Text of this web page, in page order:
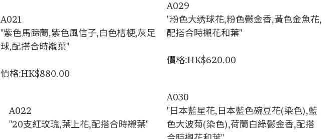
A021
"紫色馬蹄蘭,紫色風信子,白色桔梗,灰足
球,配搭合時襯葉"
價格:HK$880.00
A022
"20支紅玫瑰,葉上花,配搭合時襯葉"
A029
"粉色大绣球花,粉色鬱金香,黃色金魚花,
配搭合時襯花和葉"
價格:HK$620.00
A030
"日本藍星花,日本藍色碗豆花(染色),藍
色大波菊(染色),荷蘭白綠鬱金香,配搭